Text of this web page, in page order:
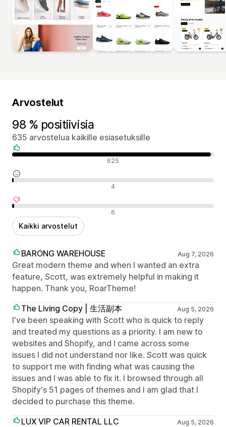
Arvostelut
98 % positiivisia
635 arvostelua kaikille esiasetuksille
Positiiviset arvostelut 625
Neutraalit arvostelut 4
Negatiiviset arvostelut 6
Kaikki arvostelut
BARONG WAREHOUSE Aug 7, 2026
Great modern theme and when I wanted an extra
feature, Scott, was extremely helpful in making it
happen. Thank you, RoarTheme!
The Living Copy | 生活副本
Aug 5, 2026
I've been speaking with Scott who is quick to reply
and treated my questions as a priority. I am new to
websites and Shopify, and I came across some
issues I did not understand nor like. Scott was quick
to support me with finding what was causing the
issues and I was able to fix it. I browsed through all
Shopify's 51 pages of themes and I am glad that I
decided to purchase this theme.
LUX VIP CAR RENTAL LLC
Aug 5, 2026